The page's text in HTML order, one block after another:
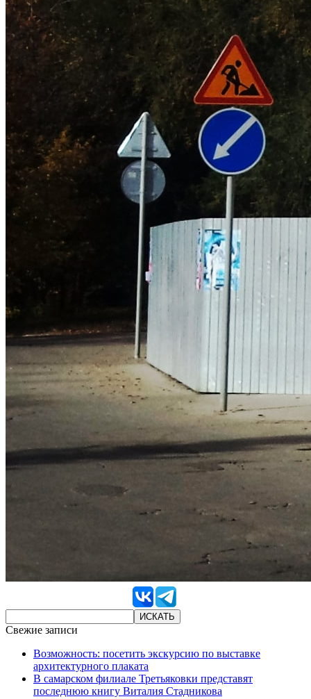
Свежие записи
Возможность: посетить экскурсию по выставке
архитектурного плаката
В самарском филиале Третьяковки представят
последнюю книгу Виталия Стадникова